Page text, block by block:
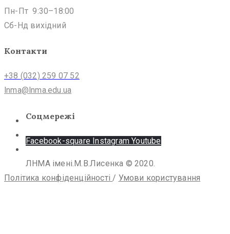
Пн-Пт 9:30–18:00
Сб-Нд вихідний
Контакти
+38 (032) 259 07 52
lnma@lnma.edu.ua
Соцмережі
Facebook-square Instagram Youtube
ЛНМА імені.М.В.Лисенка © 2020.
Політика конфіденційності/ Умови користування